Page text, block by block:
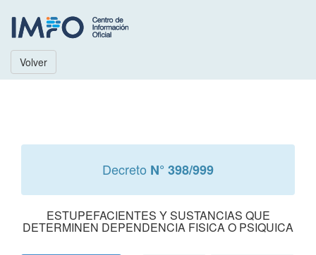
Volver
Decreto N° 398/999
ESTUPEFACIENTES Y SUSTANCIAS QUE
DETERMINEN DEPENDENCIA FISICA O PSIQUICA